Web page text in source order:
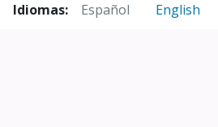
Idiomas: Español English